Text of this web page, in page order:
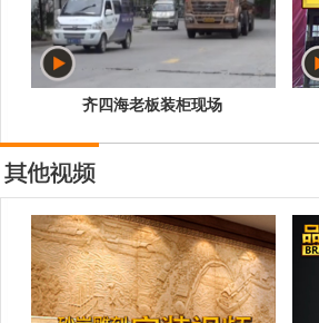
齐四海老板装柜现场